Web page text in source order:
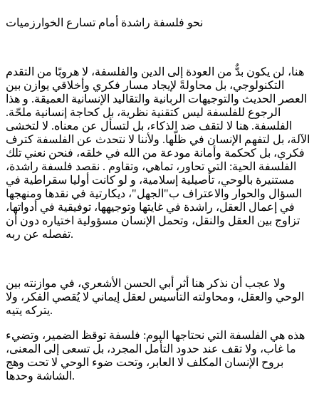
نحو فلسفة راشدة أمام تسارع الخوارزميات
هنا، لن يكون بدٌّ من العودة إلى الدين والفلسفة، لا هروبًا من التقدم
التكنولوجي، بل محاولةً لإيجاد مسار فكري وأخلاقي يوازن بين
العصر الحديث والتوجيهات الربانية والتقاليد الإنسانية العميقة. و هذا
الرجوع للفلسفة ليس كتقنية نظرية، بل كحاجة إنسانية ملحّة.
الفلسفة. هنا لا لتقف ضد الذكاء، بل لتسأل عن معناه. لا لتخشى
الآلة، بل لتفهم الإنسان في ظلّها. ولأننا لا نتحدث عن الفلسفة كترف
فكري، بل كحكمة وأمانة مودعة من الله في خلقه، فنحن نعني تلك
الفلسفة الحية: التي تحاور، تماهي، وتقاوم . نقصد فلسفة راشدة،
مستنيرة بالوحي، تأصيلية إسلامية، و لو كانت أوليا سقراطية في
السؤال والحوار والاعتراف ب"الجهل"، ديكارتية في نقدها ومنهجها
في إعمال العقل، راشدة في غايتها وتوجيهها، توفيقية في أدواتها،
تزاوج بين العقل والنقل، وتحمل الإنسان مسؤولية اختياره دون أن
تفصله عن ربه.
ولا عجب أن نذكر هنا أثر أبي الحسن الأشعري، في موازنته بين
الوحي والعقل، ومحاولته التأسيس لعقل إيماني لا يُقصي الفكر، ولا
يتركه يتيه.
هذه هي الفلسفة التي نحتاجها اليوم: فلسفة توقظ الضمير، وتضيء
ما غاب، ولا تقف عند حدود التأمل المجرد، بل تسعى إلى المعنى،
بروح الإنسان المكلف لا العابر، وتحت ضوء الوحي لا تحت وهج
الشاشة وحدها.